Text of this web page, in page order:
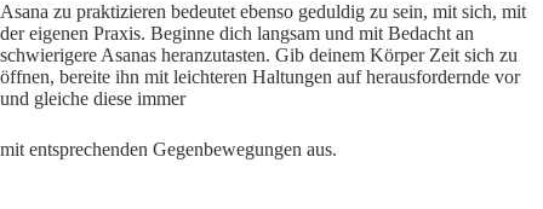
Asana zu praktizieren bedeutet ebenso geduldig zu sein, mit sich, mit
der eigenen Praxis. Beginne dich langsam und mit Bedacht an
schwierigere Asanas heranzutasten. Gib deinem Körper Zeit sich zu
öffnen, bereite ihn mit leichteren Haltungen auf herausfordernde vor
und gleiche diese immer
mit entsprechenden Gegenbewegungen aus.